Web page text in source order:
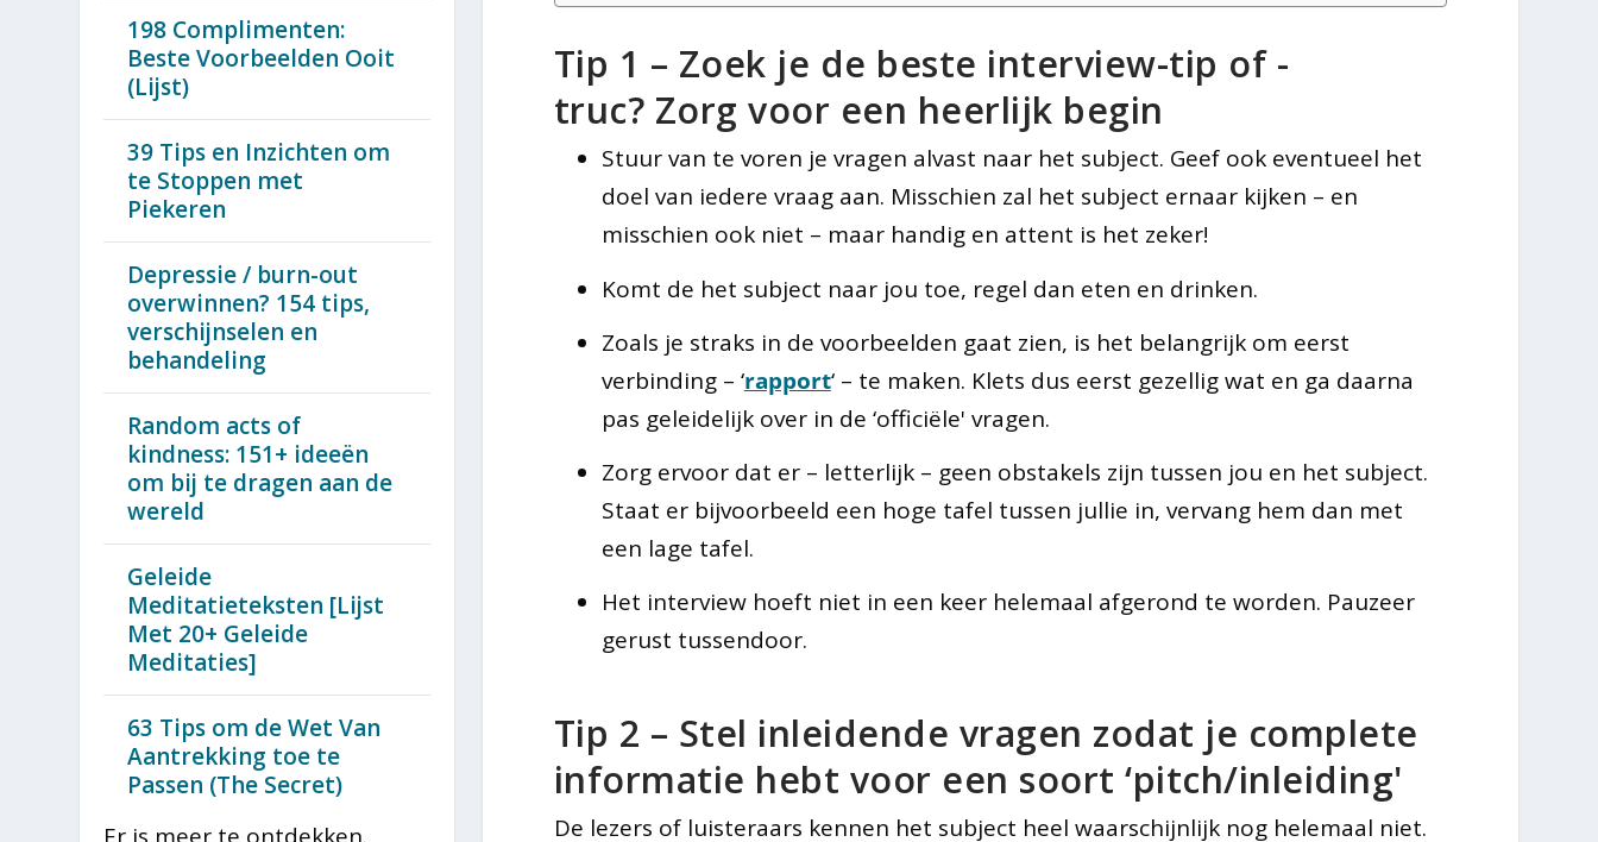
Tip 1 – Zoek je de beste interview-tip of -
truc? Zorg voor een heerlijk begin
Stuur van te voren je vragen alvast naar het subject. Geef ook eventueel het
doel van iedere vraag aan. Misschien zal het subject ernaar kijken – en
misschien ook niet – maar handig en attent is het zeker!
Komt de het subject naar jou toe, regel dan eten en drinken.
Zoals je straks in de voorbeelden gaat zien, is het belangrijk om eerst
verbinding – ‘rapport‘ – te maken. Klets dus eerst gezellig wat en ga daarna
pas geleidelijk over in de ‘officiële' vragen.
Zorg ervoor dat er – letterlijk – geen obstakels zijn tussen jou en het subject.
Staat er bijvoorbeeld een hoge tafel tussen jullie in, vervang hem dan met
een lage tafel.
Het interview hoeft niet in een keer helemaal afgerond te worden. Pauzeer
gerust tussendoor.
Tip 2 – Stel inleidende vragen zodat je complete
informatie hebt voor een soort ‘pitch/inleiding'
De lezers of luisteraars kennen het subject heel waarschijnlijk nog helemaal niet.
198 Complimenten:
Beste Voorbeelden Ooit
(Lijst)
39 Tips en Inzichten om
te Stoppen met
Piekeren
Depressie / burn-out
overwinnen? 154 tips,
verschijnselen en
behandeling
Random acts of
kindness: 151+ ideeën
om bij te dragen aan de
wereld
Geleide
Meditatieteksten [Lijst
Met 20+ Geleide
Meditaties]
63 Tips om de Wet Van
Aantrekking toe te
Passen (The Secret)